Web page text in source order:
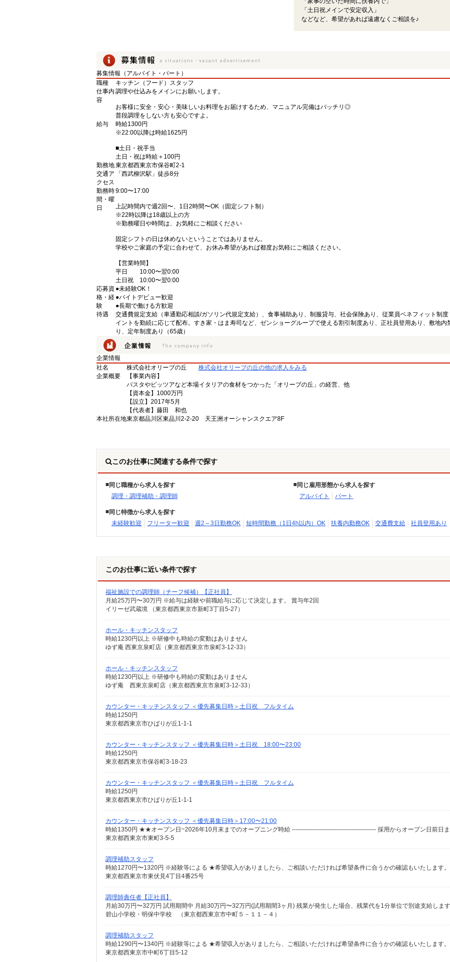
「土日祝メインで安定収入」
などなど、希望があれば遠慮なくご相談を♪
募集情報（アルバイト・パート）
職種
キッチン（フード）スタッフ
仕事内
容
調理や仕込みをメインにお願いします。
お客様に安全・安心・美味しいお料理をお届けするため、マニュアル完備はバッチリ◎
普段調理をしない方も安心ですよ。
給与
時給1300円
※22:00以降は時給1625円
■土日・祝手当
土日・祝は時給＋100円
勤務地東京都西東京市保谷町2-1
交通ア
クセス
「西武柳沢駅」徒歩8分
勤務時
間・曜
日
9:00〜17:00
上記時間内で週2回〜、1日2時間〜OK（固定シフト制）
※22時以降は18歳以上の方
※勤務曜日や時間は、お気軽にご相談ください
固定シフトの日は休めないということではありません。
学校やご家庭の予定に合わせて、お休み希望があれば都度お気軽にご相談ください。
【営業時間】
平日 10:00〜翌0:00
土日祝 10:00〜翌0:00
応募資
格・経
験
●未経験OK！
●バイトデビュー歓迎
●長期で働ける方歓迎
待遇
交通費規定支給（車通勤応相談/ガソリン代規定支給）、食事補助あり、制服貸与、社会保険あり、従業員ベネフィット制
イントを勤続に応じて配布。すき家・はま寿司など、ゼンショーグループで使える割引制度あり、正社員登用あり、敷地内
り、定年制度あり（65歳）
企業情報
社名
株式会社オリーブの丘
株式会社オリーブの丘の他の求人をみる
企業概要
【事業内容】
パスタやピッツアなど本場イタリアの食材をつかった「オリーブの丘」の経営、他
【資本金】1000万円
【設立】2017年5月
【代表者】藤田 和也
本社所在地東京都品川区東品川2-2-20 天王洲オーシャンスクエア8F
このお仕事に関連する条件で探す
同じ職種から求人を探す
調理・調理補助・調理師
同じ雇用形態から求人を探す
アルバイト
パート
同じ特徴から求人を探す
未経験歓迎
フリーター歓迎 週2～3日勤務OK 短時間勤務（1日4h以内）OK 扶養内勤務OK 交通費支給 社員登用あり
このお仕事に近い条件で探す
福祉施設での調理師（チーフ候補）【正社員】
月給25万円〜30万円 ※給与は経験や前職給与に応じて決定します。 賞与年2回
イリーゼ武蔵境 （東京都西東京市新町3丁目5-27）
ホール・キッチンスタッフ
時給1230円以上 ※研修中も時給の変動はありません
ゆず庵 西東京泉町店（東京都西東京市泉町3-12-33）
ホール・キッチンスタッフ
時給1230円以上 ※研修中も時給の変動はありません
ゆず庵 西東京泉町店（東京都西東京市泉町3-12-33）
カウンター・キッチンスタッフ ＜優先募集日時＞土日祝 フルタイム
時給1250円
東京都西東京市ひばりが丘1-1-1
カウンター・キッチンスタッフ ＜優先募集日時＞土日祝 18:00〜23:00
時給1250円
東京都西東京市保谷町3-18-23
カウンター・キッチンスタッフ ＜優先募集日時＞土日祝 フルタイム
時給1250円
東京都西東京市ひばりが丘1-1-1
カウンター・キッチンスタッフ ＜優先募集日時＞17:00〜21:00
東京都西東京市東町3-5-5
調理補助スタッフ
東京都西東京市東伏見4丁目4番25号
調理師責任者【正社員】
碧山小学校・明保中学校 （東京都西東京市中町５－１１－４）
調理補助スタッフ
東京都西東京市中町6丁目5-12